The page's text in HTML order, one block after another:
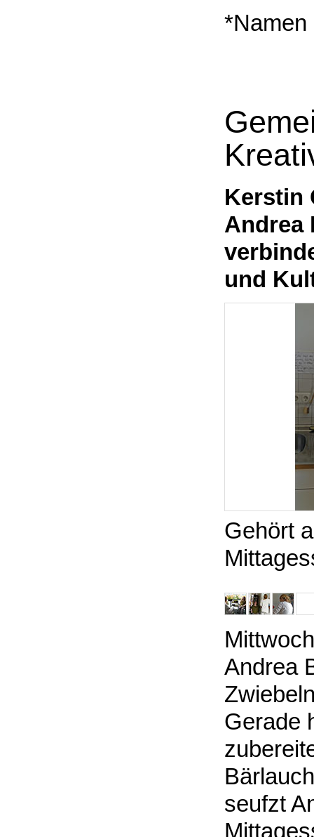
*Namen
Kerstin
Andrea
und
Gehört
Andrea
Gerade
seufzt